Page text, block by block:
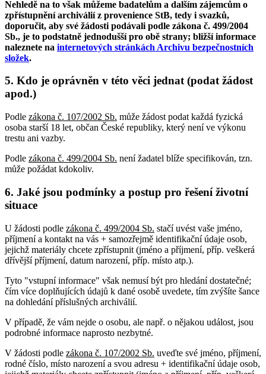
Nehledě na to však můžeme badatelům a dalším zájemcům o
zpřístupnění archiválií z provenience StB, tedy i svazků,
doporučit, aby své žádosti podávali podle zákona č. 499/2004
Sb., je to podstatně jednodušší pro obě strany; bližší informace
naleznete na internetových stránkách Archivu bezpečnostních
složek.
5. Kdo je oprávněn v této věci jednat (podat žádost
apod.)
Podle zákona č. 107/2002 Sb. může žádost podat každá fyzická
osoba starší 18 let, občan České republiky, který není ve výkonu
trestu ani vazby.
Podle zákona č. 499/2004 Sb. není žadatel blíže specifikován, tzn.
může požádat kdokoliv.
6. Jaké jsou podmínky a postup pro řešení životní
situace
U žádosti podle zákona č. 499/2004 Sb. stačí uvést vaše jméno,
příjmení a kontakt na vás + samozřejmě identifikační údaje osob,
jejichž materiály chcete zpřístupnit (jméno a příjmení, příp. veškerá
dřívější příjmení, datum narození, příp. místo atp.).
Tyto "vstupní informace" však nemusí být pro hledání dostatečné;
čím více doplňujících údajů k dané osobě uvedete, tím zvýšíte šance
na dohledání příslušných archiválií.
V případě, že vám nejde o osobu, ale např. o nějakou událost, jsou
podrobné informace naprosto nezbytné.
V žádosti podle zákona č. 107/2002 Sb. uveďte své jméno, příjmení,
rodné číslo, místo narození a svou adresu + identifikační údaje osob,